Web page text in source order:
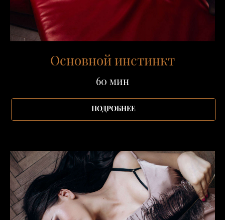
Основной инстинкт
60 мин
ПОДРОБНЕЕ